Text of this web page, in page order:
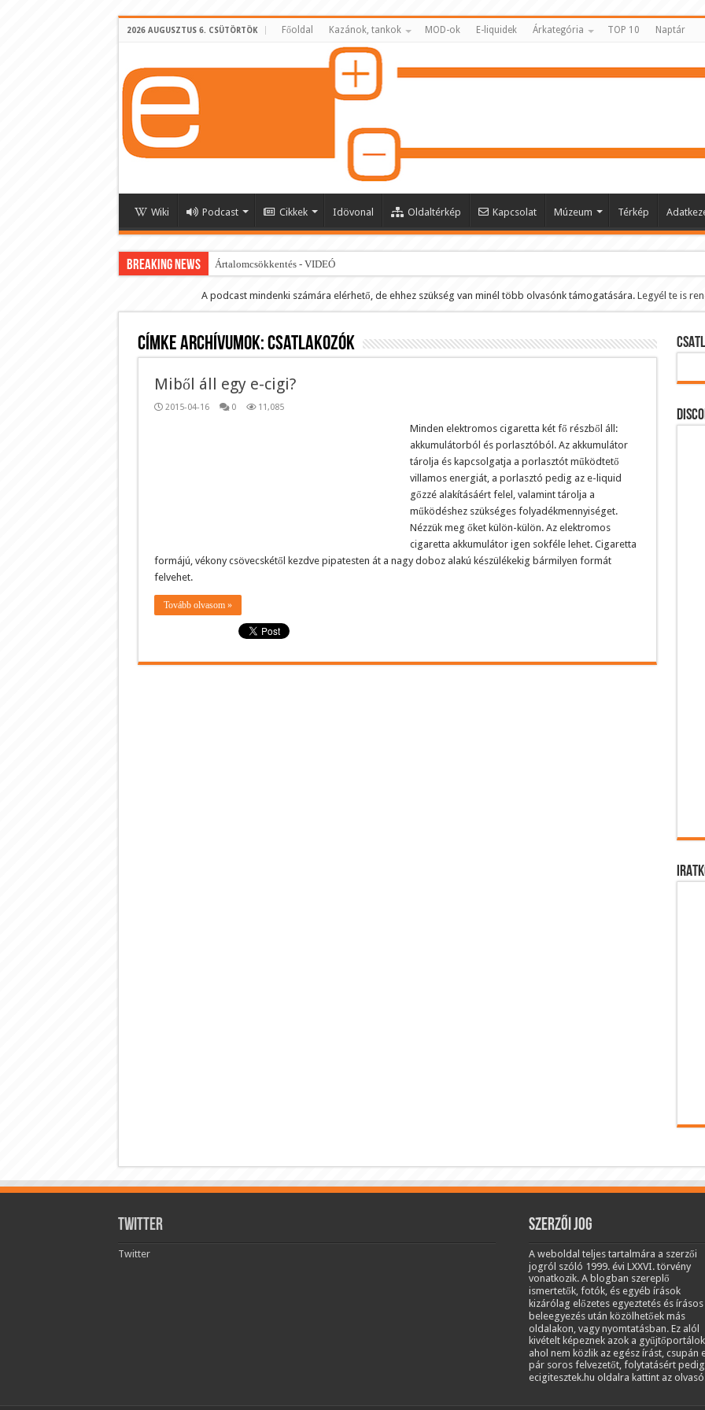
2026 AUGUSZTUS 6. CSÜTÖRTÖK Főoldal Kazánok, tankok MOD-ok E-liquidek Árkategória TOP 10 Naptár
Wiki Podcast Cikkek Idövonal Oldaltérkép Kapcsolat Múzeum Térkép
BREAKING NEWS Ártalomcsökkentés - VIDEÓ
E-cigi használati szokások 2.0
Android Podcast alkalmazás letöltése
Párásító podcast lejátszási lista
A podcast mindenki számára elérhető, de ehhez szükség van minél több olvasónk támogatására. Legyél te is
Címke archívumok:csatlakozók
Miből áll egy e-cigi?
2015-04-16 0 11,085
Minden elektromos cigaretta két fő részből áll:
akkumulátorból és porlasztóból. Az akkumulátor
tárolja és kapcsolgatja a porlasztót működtető
villamos energiát, a porlasztó pedig az e-liquid
gőzzé alakításáért felel, valamint tárolja a
működéshez szükséges folyadékmennyiséget.
Nézzük meg őket külön-külön. Az elektromos
cigaretta akkumulátor igen sokféle lehet. Cigaretta
formájú, vékony csövecskétől kezdve pipatesten át a nagy doboz alakú készülékekig bármilyen formát
felvehet.
Tovább olvasom »
Twitter
Twitter
Szerzői jog
A weboldal teljes tartalmára a szerzői
jogról szóló 1999. évi LXXVI. törvény
vonatkozik. A blogban szereplő
ismertetők, fotók, és egyéb írások
kizárólag előzetes egyeztetés és írásos
beleegyezés után közölhetőek más
oldalakon, vagy nyomtatásban. Ez alól
kivételt képeznek azok a
ahol nem közlik az egész írást, csupán
pár soros felvezetőt, folytatásért
ecigitesztek.hu oldalra kattint az